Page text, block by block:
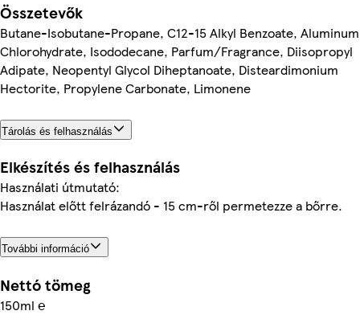
Összetevők
Butane-Isobutane-Propane, C12-15 Alkyl Benzoate, Aluminum
Chlorohydrate, Isododecane, Parfum/Fragrance, Diisopropyl
Adipate, Neopentyl Glycol Diheptanoate, Disteardimonium
Hectorite, Propylene Carbonate, Limonene
Tárolás és felhasználás
Elkészítés és felhasználás
Használati útmutató:
Használat előtt felrázandó - 15 cm-ről permetezze a bőrre.
További információ
Nettó tömeg
150ml ℮